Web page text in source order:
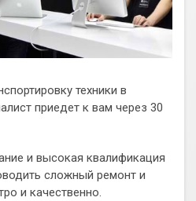
техники в
приедет к вам через 30
и высокая квалификация
сложный ремонт и
и качественно.